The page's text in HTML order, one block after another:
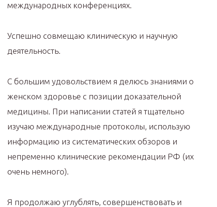
международных конференциях.
Успешно совмещаю клиническую и научную
деятельность.
С большим удовольствием я делюсь знаниями о
женском здоровье с позиции доказательной
медицины. При написании статей я тщательно
изучаю международные протоколы, использую
информацию из систематических обзоров и
непременно клинические рекомендации РФ (их
очень немного).
Я продолжаю углублять, совершенствовать и